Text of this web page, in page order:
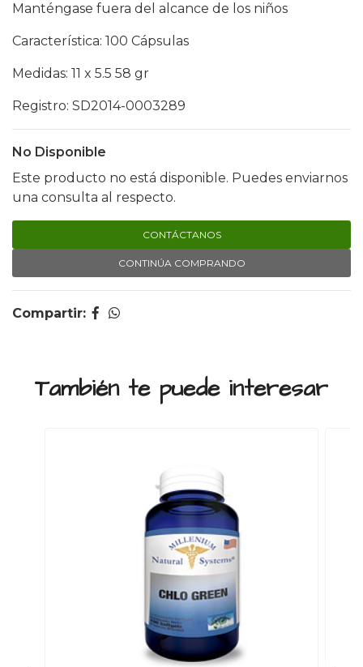
Manténgase fuera del alcance de los niños
Característica: 100 Cápsulas
Medidas: 11 x 5.5 58 gr
Registro: SD2014-0003289
No Disponible
Este producto no está disponible. Puedes enviarnos
una consulta al respecto.
CONTÁCTANOS
CONTINÚA COMPRANDO
Compartir:
También te puede interesar